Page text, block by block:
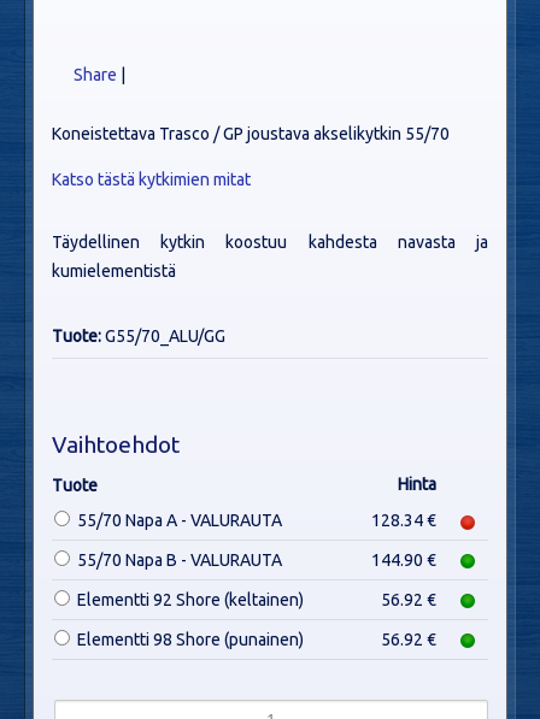
Share
Koneistettava Trasco / GP joustava akselikytkin 55/70
Katso tästä kytkimien mitat
Täydellinen kytkin koostuu kahdesta navasta ja
kumielementistä
Tuote:G55/70_ALU/GG
Vaihtoehdot
Tuote
Hinta
55/70 Napa A - VALURAUTA
128.34 €
55/70 Napa B - VALURAUTA 144.90 €
Elementti 92 Shore (keltainen) 56.92 €
Elementti 98 Shore (punainen) 56.92 €